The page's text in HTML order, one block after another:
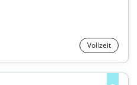
Vollzeit